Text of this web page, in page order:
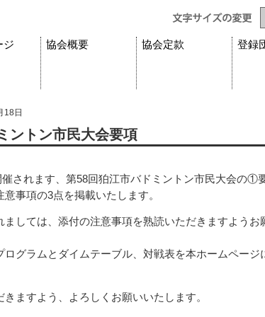
ジ 協会概要 協会定款 登録
18日
トン市民大会要項
催されます、第58回狛江市バドミントン市民大会の①
事項の3点を掲載いたします。
ましては、添付の注意事項を熟読いただきますようお
ログラムとダイムテーブル、対戦表を本ホームページ
ますよう、よろしくお願いいたします。